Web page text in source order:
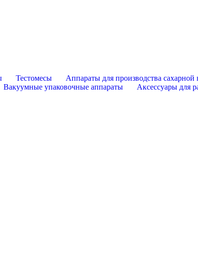
Тестомесы Аппараты для производства сахарной
Вакуумные упаковочные аппараты Аксессуары для